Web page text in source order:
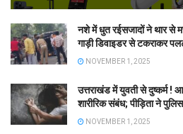
नशे में धुत रईसजादों ने थार से
गाड़ी डिवाइडर से टकराकर
NOVEMBER 1, 2025
उत्तराखंड में युवती से दुष्कर्म !
शारीरिक संबंध; पीड़िता ने
NOVEMBER 1, 2025